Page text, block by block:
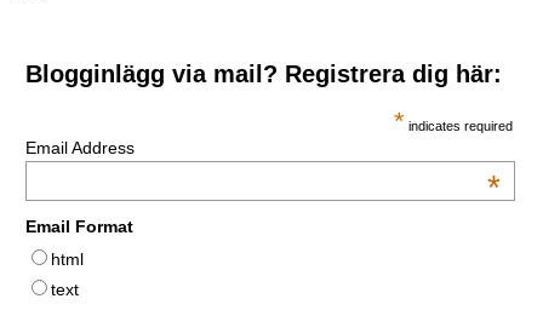
Blogginlägg via mail? Registrera dig här:
* indicates required
Email Address
*
Email Format
html
text